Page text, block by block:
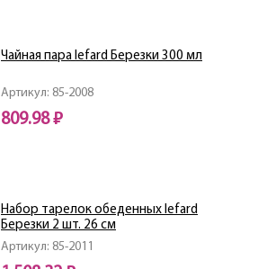
Артикул: 85-2008
Чайная пара lefard Березки 300 мл
809.98 ₽
Артикул: 85-2011
Набор тарелок обеденных lefard
Березки 2 шт. 26 см